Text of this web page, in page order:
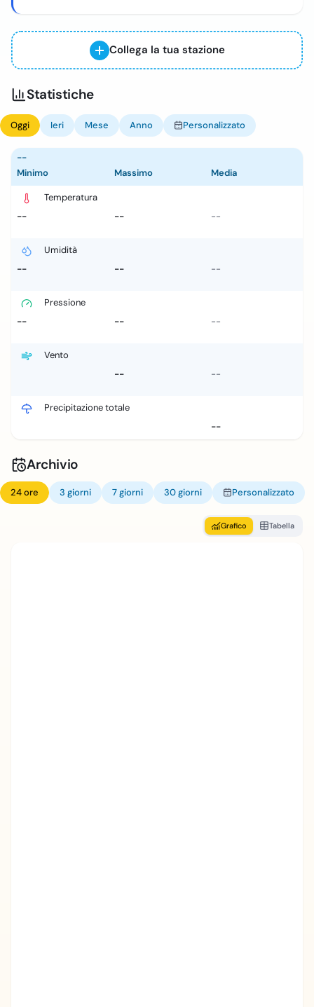
Collega la tua stazione
Statistiche
Oggi Ieri Mese Anno Personalizzato
--
Minimo
Massimo Media
Temperatura
--
-- --
Umidità
--
-- --
Pressione
--
-- --
Vento
--
--
Precipitazione totale
--
Archivio
24 ore 3 giorni 7 giorni 30 giorni Personalizzato
Grafico Tabella